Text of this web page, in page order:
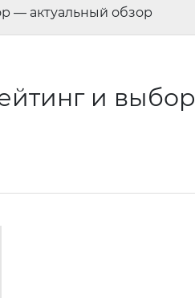
— актуальный обзор
и выбор